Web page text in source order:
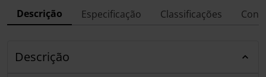
Descrição Especificação Classificações
Descrição